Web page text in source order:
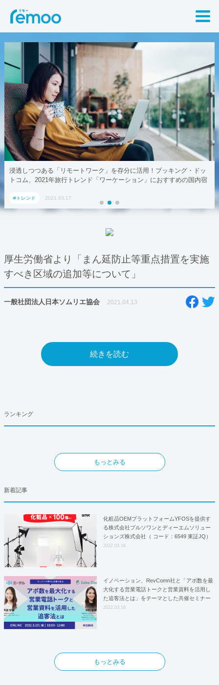
浸透しつつある「リモートワーク」を存分に活用！ブッキング・ドッ
トコム、2021年旅行トレンド「ワーケーション」におすすめの国内宿
#トレンド 2021.03.17
厚生労働省より「まん延防止等重点措置を実施
すべき区域の追加等について」
一般社団法人日本ソムリエ協会 2021.04.13
続きを読む
ランキング
もっとみる
新着記事
化粧品OEMプラットフォームYFOSを提供す
る株式会社プルソワンとディーエムソリュー
ションズ株式会社（ コード：6549 東証JQ）
はYFOSにおけるロジスティクスパートナー
2022.03.16
イノベーション、RevComn社と「アポ数を最
大化する営業電話トークと営業資料を活用し
た追客法とは」をテーマとした共催セミナー
を開催！
2022.03.16
もっとみる